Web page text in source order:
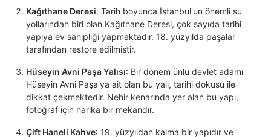
Kağıthane Deresi: Tarih boyunca İstanbul'un önemli su
yollarından biri olan Kağıthane Deresi, çok sayıda tarihi
yapıya ev sahipliği yapmaktadır. 18. yüzyılda paşalar
tarafından restore edilmiştir.
Hüseyin Avni Paşa Yalısı: Bir dönem ünlü devlet adamı
Hüseyin Avni Paşa’ya ait olan bu yalı, tarihi dokusu ile
dikkat çekmektedir. Nehir kenarında yer alan bu yapı,
fotoğraf için harika bir mekandır.
Çift Haneli Kahve: 19. yüzyıldan kalma bir yapıdır ve